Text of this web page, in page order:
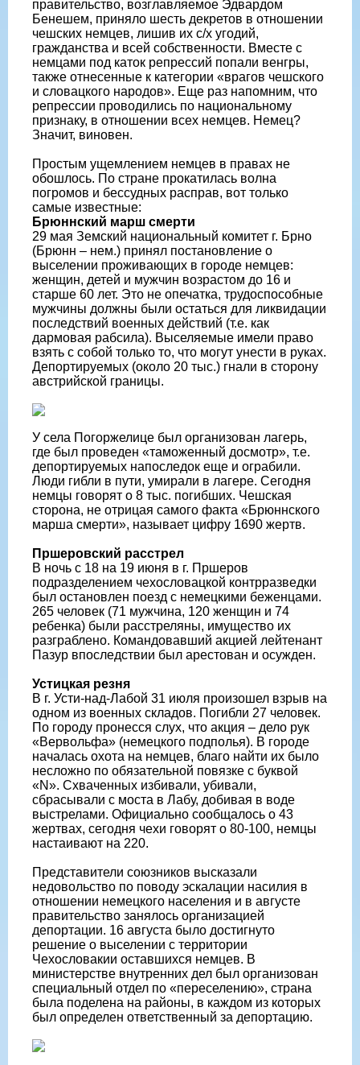
правительство, возглавляемое Эдвардом
Бенешем, приняло шесть декретов в отношении
чешских немцев, лишив их с/х угодий,
гражданства и всей собственности. Вместе с
немцами под каток репрессий попали венгры,
также отнесенные к категории «врагов чешского
и словацкого народов». Еще раз напомним, что
репрессии проводились по национальному
признаку, в отношении всех немцев. Немец?
Значит, виновен.
Простым ущемлением немцев в правах не
обошлось. По стране прокатилась волна
погромов и бессудных расправ, вот только
самые известные:
Брюннский марш смерти
29 мая Земский национальный комитет г. Брно
(Брюнн – нем.) принял постановление о
выселении проживающих в городе немцев:
женщин, детей и мужчин возрастом до 16 и
старше 60 лет. Это не опечатка, трудоспособные
мужчины должны были остаться для ликвидации
последствий военных действий (т.е. как
дармовая рабсила). Выселяемые имели право
взять с собой только то, что могут унести в руках.
Депортируемых (около 20 тыс.) гнали в сторону
австрийской границы.
У села Погоржелице был организован лагерь,
где был проведен «таможенный досмотр», т.е.
депортируемых напоследок еще и ограбили.
Люди гибли в пути, умирали в лагере. Сегодня
немцы говорят о 8 тыс. погибших. Чешская
сторона, не отрицая самого факта «Брюннского
марша смерти», называет цифру 1690 жертв.
Пршеровский расстрел
В ночь с 18 на 19 июня в г. Пршеров
подразделением чехословацкой контрразведки
был остановлен поезд с немецкими беженцами.
265 человек (71 мужчина, 120 женщин и 74
ребенка) были расстреляны, имущество их
разграблено. Командовавший акцией лейтенант
Пазур впоследствии был арестован и осужден.
Устицкая резня
В г. Усти-над-Лабой 31 июля произошел взрыв на
одном из военных складов. Погибли 27 человек.
По городу пронесся слух, что акция – дело рук
«Вервольфа» (немецкого подполья). В городе
началась охота на немцев, благо найти их было
несложно по обязательной повязке с буквой
«N». Схваченных избивали, убивали,
сбрасывали с моста в Лабу, добивая в воде
выстрелами. Официально сообщалось о 43
жертвах, сегодня чехи говорят о 80-100, немцы
настаивают на 220.
Представители союзников высказали
недовольство по поводу эскалации насилия в
отношении немецкого населения и в августе
правительство занялось организацией
депортации. 16 августа было достигнуто
решение о выселении с территории
Чехословакии оставшихся немцев. В
министерстве внутренних дел был организован
специальный отдел по «переселению», страна
была поделена на районы, в каждом из которых
был определен ответственный за депортацию.